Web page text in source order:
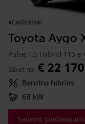
#CA00636840
Toyota Aygo
Pulse 1.5 Hybrid 115
Sākot no € 22 170
Benzīna hibrīds
68 kW
Saņemt